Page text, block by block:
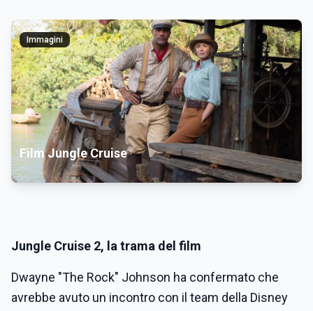
Immagini
Film Jungle Cruise
Jungle Cruise 2, la trama del film
Dwayne "The Rock" Johnson ha confermato che
avrebbe avuto un incontro con il team della Disney